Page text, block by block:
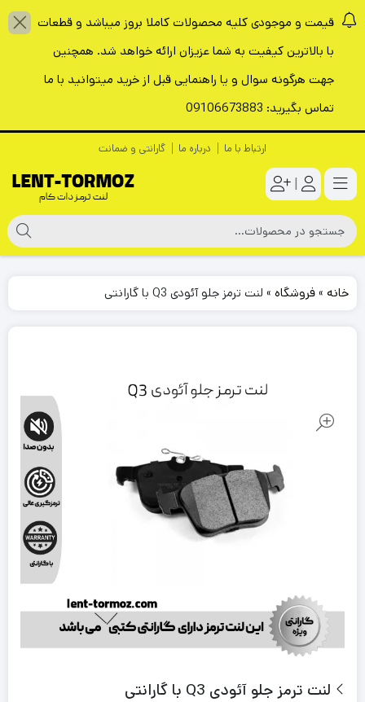
قیمت و موجودی کلیه محصولات کاملا بروز میباشد و قطعات
با بالاترین کیفیت به شما عزیزان ارائه خواهد شد. همچنین
جهت هرگونه سوال و یا راهنمایی قبل از خرید میتوانید با ما
تماس بگیرید: 09106673883
ارتباط با ما درباره ما گارانتی و ضمانت
|
خانه »فروشگاه » لنت ترمز جلو آئودی Q3 با گارانتی
لنت ترمز جلو آئودی Q3 با گارانتی